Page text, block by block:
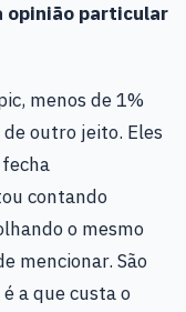
opinião particular
menos de 1%
outro jeito. Eles
contando
o mesmo
mencionar. São
a que custa o